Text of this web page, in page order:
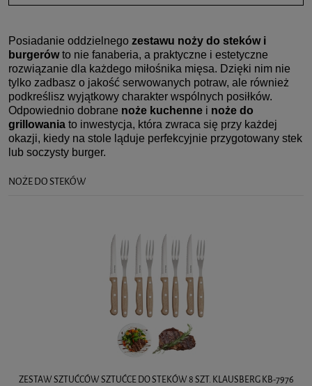
Posiadanie oddzielnego zestawu noży do steków i
burgerówto nie fanaberia, a praktyczne i estetyczne
rozwiązanie dla każdego miłośnika mięsa. Dzięki nim nie
tylko zadbasz o jakość serwowanych potraw, ale również
podkreślisz wyjątkowy charakter wspólnych posiłków.
Odpowiednio dobrane noże kuchenne i noże do
grillowania to inwestycja, która zwraca się przy każdej
okazji, kiedy na stole ląduje perfekcyjnie przygotowany stek
lub soczysty burger.
NOŻE DO STEKÓW
ZESTAW SZTUĆCÓW SZTUĆCE DO STEKÓW 8 SZT. KLAUSBERG KB-7976